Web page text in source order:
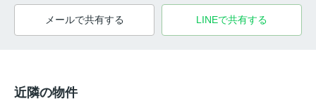
メールで共有する LINEで共有する
近隣の物件